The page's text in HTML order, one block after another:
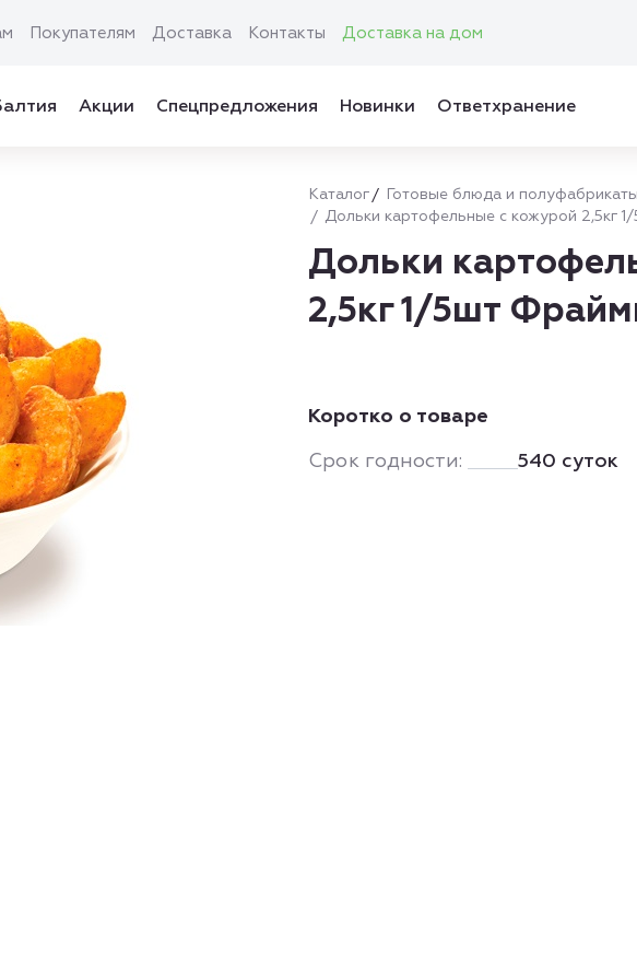
Покупателям Доставка Контакты Доставка на дом
Акции Спецпредложения Новинки Ответхранение
Каталог Готовые блюда и полуфабрикаты
Дольки картофельные с кожурой 2,5кг
Дольки
2,5кг 1/5шт
Коротко о товаре
Срок годности:
540 суток